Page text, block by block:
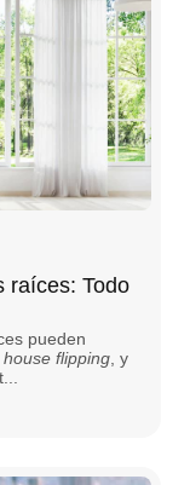
raíces: Todo
pueden
house flipping, y